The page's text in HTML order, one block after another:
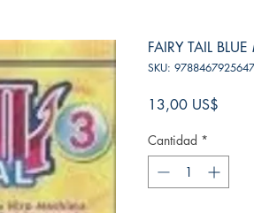
FAIRY TAIL
SKU: 9788467925647
13,00 US$
Cantidad *